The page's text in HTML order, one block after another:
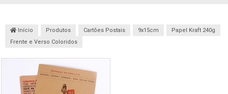
Início Produtos Cartões Postais 9x15cm
Papel Kraft 240g
Frente e Verso Coloridos